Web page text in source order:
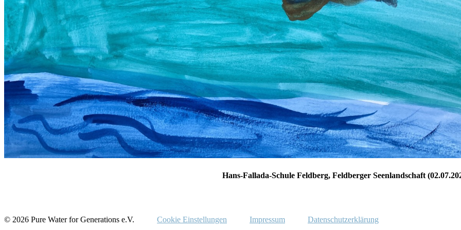
Hans-Fallada-Schule Feldberg, Feldberger Seenlandschaft
© 2026 Pure Water for Generations e.V. Cookie Einstellungen Impressum Datenschutzerklärung